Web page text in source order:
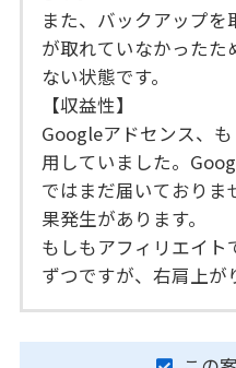
また、バックアップ
が取れていなかったた
ない状態です。
【収益性】
Googleアドセンス、
用していました。
ではまだ届いており
果発生があります。
もしもアフィリエイ
ずつですが、右肩上が